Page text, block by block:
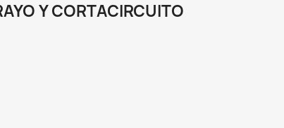
Y CORTACIRCUITO